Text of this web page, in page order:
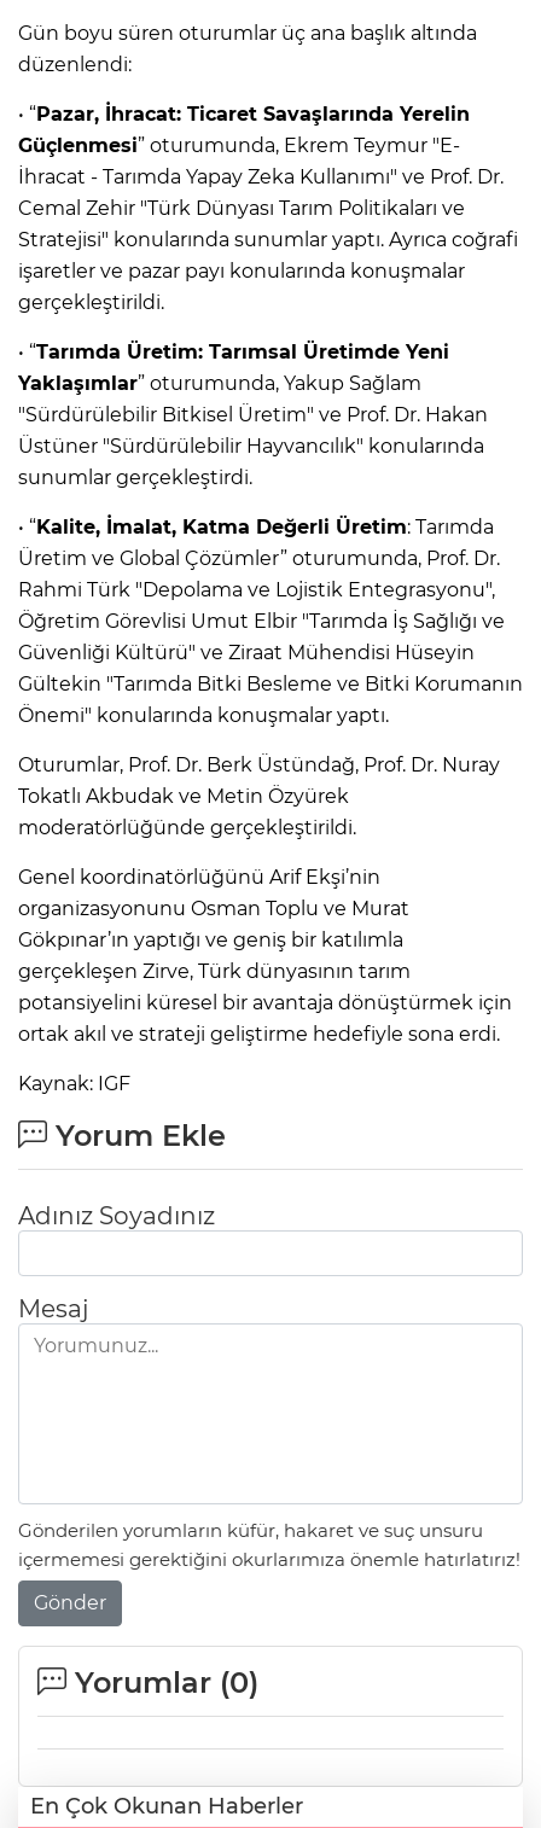
Gün boyu süren oturumlar üç ana başlık altında
düzenlendi:
• “ Pazar, İhracat: Ticaret Savaşlarında Yerelin
Güçlenmesi” oturumunda, Ekrem Teymur "E-
İhracat - Tarımda Yapay Zeka Kullanımı" ve Prof. Dr.
Cemal Zehir "Türk Dünyası Tarım Politikaları ve
Stratejisi" konularında sunumlar yaptı. Ayrıca coğrafi
işaretler ve pazar payı konularında konuşmalar
gerçekleştirildi.
• “Tarımda Üretim: Tarımsal Üretimde Yeni
Yaklaşımlar” oturumunda, Yakup Sağlam
"Sürdürülebilir Bitkisel Üretim" ve Prof. Dr. Hakan
Üstüner "Sürdürülebilir Hayvancılık" konularında
sunumlar gerçekleştirdi.
• “ Kalite, İmalat, Katma Değerli Üretim: Tarımda
Üretim ve Global Çözümler” oturumunda, Prof. Dr.
Rahmi Türk "Depolama ve Lojistik Entegrasyonu",
Öğretim Görevlisi Umut Elbir "Tarımda İş Sağlığı ve
Güvenliği Kültürü" ve Ziraat Mühendisi Hüseyin
Gültekin "Tarımda Bitki Besleme ve Bitki Korumanın
Önemi" konularında konuşmalar yaptı.
Oturumlar, Prof. Dr. Berk Üstündağ, Prof. Dr. Nuray
Tokatlı Akbudak ve Metin Özyürek
moderatörlüğünde gerçekleştirildi.
Genel koordinatörlüğünü Arif Ekşi’nin
organizasyonunu Osman Toplu ve Murat
Gökpınar’ın yaptığı ve geniş bir katılımla
gerçekleşen Zirve, Türk dünyasının tarım
potansiyelini küresel bir avantaja dönüştürmek için
ortak akıl ve strateji geliştirme hedefiyle sona erdi.
Kaynak: IGF
Yorum Ekle
Adınız Soyadınız
Mesaj
Gönderilen yorumların küfür, hakaret ve suç unsuru
içermemesi gerektiğini okurlarımıza önemle hatırlatırız!
Gönder
Yorumlar (0)
En Çok Okunan Haberler